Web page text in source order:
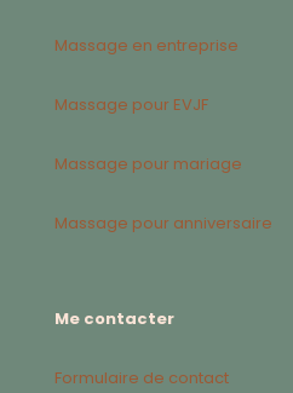
Massage en entreprise
Massage pour EVJF
Massage pour mariage
Massage pour anniversaire
Me contacter
Formulaire de contact